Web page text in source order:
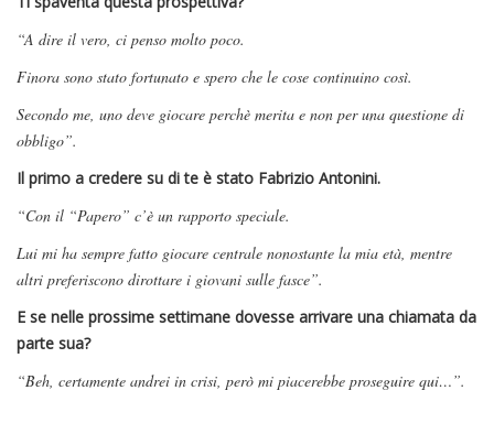
“A dire il vero, ci penso molto poco.
Finora sono stato fortunato e spero che le cose continuino così.
Secondo me, uno deve giocare perchè merita e non per una questione di
obbligo”.
Il primo a credere su di te è stato Fabrizio Antonini.
“Con il “Papero” c’è un rapporto speciale.
Lui mi ha sempre fatto giocare centrale nonostante la mia età, mentre
altri preferiscono dirottare i giovani sulle fasce”.
E se nelle prossime settimane dovesse arrivare una chiamata da
parte sua?
“Beh, certamente andrei in crisi, però mi piacerebbe proseguire qui…”.